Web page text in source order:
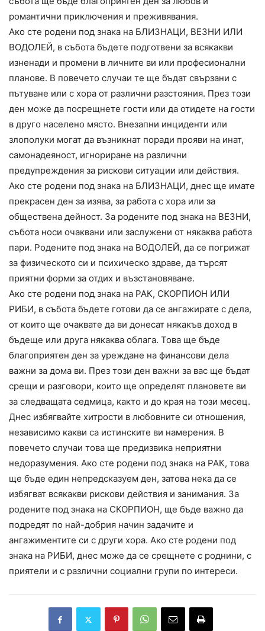
романтични приключения и преживявания.
Ако сте родени под знака на БЛИЗНАЦИ, ВЕЗНИ ИЛИ
ВОДОЛЕЙ, в събота бъдете подготвени за всякакви
изненади и промени в личните ви или професионални
планове. В повечето случаи те ще бъдат свързани с
пътуване или с хора от различни разстояния. През този
ден може да посрещнете гости или да отидете на гости
в друго населено място. Внезапни инциденти или
злополуки могат да възникнат поради прояви на инат,
самонадеяност, игнориране на различни
предупреждения за рискови ситуации или действия.
Ако сте родени под знака на БЛИЗНАЦИ, днес ще имате
прекрасен ден за изява, за работа с хора или за
обществена дейност. За родените под знака на ВЕЗНИ,
събота носи очаквани или заслужени от някаква работа
пари. Родените под знака на ВОДОЛЕЙ, да се погрижат
за физическото си и психическо здраве, да търсят
приятни форми за отдих и възстановяване.
Ако сте родени под знака на РАК, СКОРПИОН ИЛИ
РИБИ, в събота бъдете готови да се ангажирате с дела,
от които ще очаквате да ви донесат някакъв доход в
бъдеще или друга някаква облага. Това ще бъде
благоприятен ден за уреждане на финансови дела
важни за дома ви. През този ден важни за вас ще бъдат
срещи и разговори, които ще определят плановете ви
за следващата седмица, както и до края на този месец.
Днес избягвайте хитрости в любовните си отношения,
независимо какви са истинските ви намерения. В
повечето случаи това ще предизвика неприятни
недоразумения. Ако сте родени под знака на РАК, това
ще бъде един непредсказуем ден, затова нека да се
избягват всякакви рискови действия и занимания. За
родените под знака на СКОРПИОН, ще бъде важно да
подредят по най-добрия начин задачите и
ангажиментите си с други хора. Ако сте родени под
знака на РИБИ, днес може да се срещнете с роднини, с
приятели и с различни социални групи по интереси.